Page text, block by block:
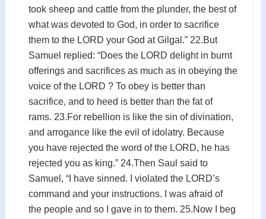
took sheep and cattle from the plunder, the best of
what was devoted to God, in order to sacrifice
them to the LORD your God at Gilgal.” 22.But
Samuel replied: “Does the LORD delight in burnt
offerings and sacrifices as much as in obeying the
voice of the LORD ? To obey is better than
sacrifice, and to heed is better than the fat of
rams. 23.For rebellion is like the sin of divination,
and arrogance like the evil of idolatry. Because
you have rejected the word of the LORD, he has
rejected you as king.” 24.Then Saul said to
Samuel, “I have sinned. I violated the LORD’s
command and your instructions. I was afraid of
the people and so I gave in to them. 25.Now I beg